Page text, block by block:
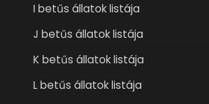
I betűs állatok listája
J betűs állatok listája
K betűs állatok listája
L betűs állatok listája